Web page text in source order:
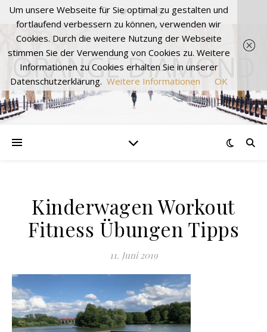
ORANGE DIAMOND
Kinderwagen Workout
Fitness Übungen Tipps
11. Juni 2019
Um unsere Webseite für Sie optimal zu gestalten und
fortlaufend verbessern zu können, verwenden wir
Cookies. Durch die weitere Nutzung der Webseite
stimmen Sie der Verwendung von Cookies zu. Weitere
Informationen zu Cookies erhalten Sie in unserer
Datenschutzerklärung. Weitere Informationen OK